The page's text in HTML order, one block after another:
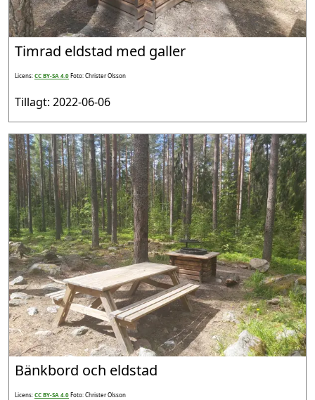
Timrad eldstad med galler
Licens:CC BY-SA 4.0Foto: Christer Olsson
Tillagt: 2022-06-06
Bänkbord och eldstad
Licens:CC BY-SA 4.0Foto: Christer Olsson